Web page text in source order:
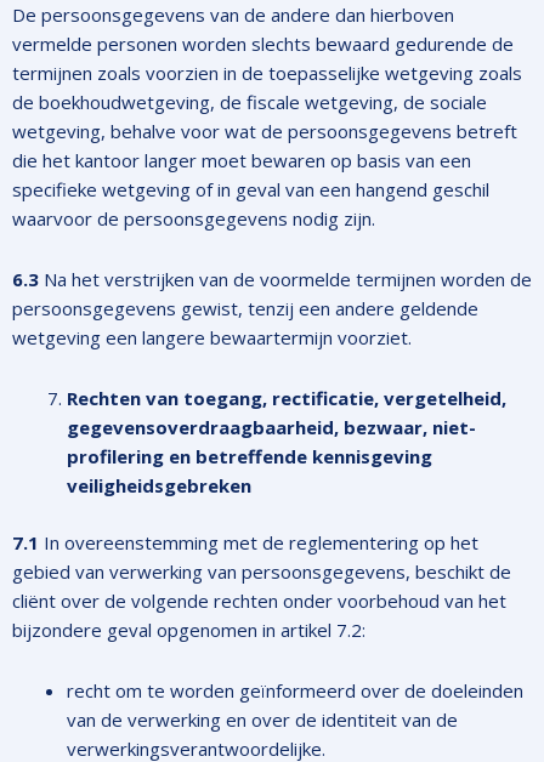
De persoonsgegevens van de andere dan hierboven
vermelde personen worden slechts bewaard gedurende de
termijnen zoals voorzien in de toepasselijke wetgeving zoals
de boekhoudwetgeving, de fiscale wetgeving, de sociale
wetgeving, behalve voor wat de persoonsgegevens betreft
die het kantoor langer moet bewaren op basis van een
specifieke wetgeving of in geval van een hangend geschil
waarvoor de persoonsgegevens nodig zijn.
6.3 Na het verstrijken van de voormelde termijnen worden de
persoonsgegevens gewist, tenzij een andere geldende
wetgeving een langere bewaartermijn voorziet.
Rechten van toegang, rectificatie, vergetelheid,
gegevensoverdraagbaarheid, bezwaar, niet-
profilering en betreffende kennisgeving
veiligheidsgebreken
7.1 In overeenstemming met de reglementering op het
gebied van verwerking van persoonsgegevens, beschikt de
cliënt over de volgende rechten onder voorbehoud van het
bijzondere geval opgenomen in artikel 7.2:
recht om te worden geïnformeerd over de doeleinden
van de verwerking en over de identiteit van de
verwerkingsverantwoordelijke.